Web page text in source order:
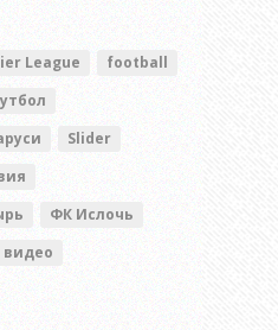
League
football
Slider
ФК Ислочь
видео